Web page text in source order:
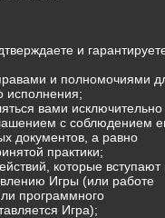
и
и полномочиями
исполнения;
вами исключительно
с соблюдением
документов, а равно
практики;
которые вступают
Игры (или работе
программного
Игра);